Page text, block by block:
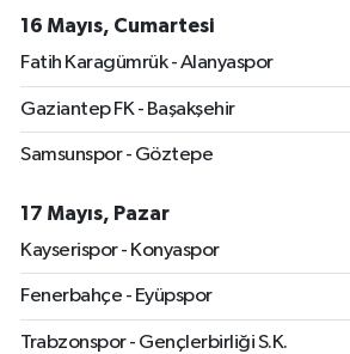
16 Mayıs, Cumartesi
Fatih Karagümrük - Alanyaspor
Gaziantep FK - Başakşehir
Samsunspor - Göztepe
17 Mayıs, Pazar
Kayserispor - Konyaspor
Fenerbahçe - Eyüpspor
Trabzonspor - Gençlerbirliği S.K.